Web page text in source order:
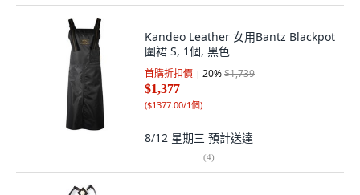
Kandeo Leather 女用Bantz Blackpot
圍裙 S, 1個, 黑色
首購折扣價 20%$1,739
$1,377
($1377.00/1個)
8/12 星期三 預計送達
(4)